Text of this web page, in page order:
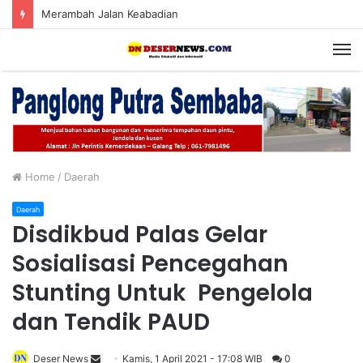
Merambah Jalan Keabadian
Home / Daerah
Daerah
Disdikbud Palas Gelar
Sosialisasi Pencegahan
Stunting Untuk Pengelola
dan Tendik PAUD
Deser News Kamis, 1 April 2021 - 17:08 WIB 0